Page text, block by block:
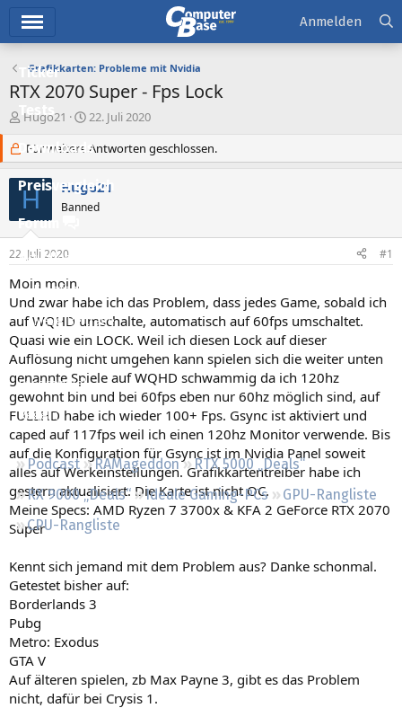
Ticker
Tests
Downloads
Preisvergleich
Forum
Aktuelles
Empfohlene Inhalte
Neue Beiträge
Neueste Aktivitäten
Leserartikel
Regeln
Podcast RAMageddon
RTX 5000 „Deals“
RX 9000 „Deals“
Ideale Gaming-PCs
GPU-Rangliste
CPU-Rangliste
Anmelden
Grafikkarten: Probleme mit Nvidia
RTX 2070 Super - Fps Lock
E
s
t
e
l
e
Hugo21
E
s
t
l
l
m
22. Juli 2020
Für weitere Antworten geschlossen.
H Hugo21
Banned
22. Juli 2020 #1
Moin moin.
Und zwar habe ich das Problem, dass jedes Game, sobald ich
auf WQHD umschalte, automatisch auf 60fps umschaltet.
Quasi wie ein LOCK. Weil ich diesen Lock auf dieser
Auflösung nicht umgehen kann spielen sich die weiter unten
genannte Spiele auf WQHD schwammig da ich 120hz
gewohnt bin und bei 60fps eben nur 60hz möglich sind, auf
FULLHD habe ich wieder 100+ Fps. Gsync ist aktiviert und
caped auf 117fps weil ich einen 120hz Monitor verwende. Bis
auf die Konfiguration für Gsync ist im Nvidia Panel soweit
alles auf Werkeinstellungen. Grafikkartentreiber habe ich
gestern aktualisiert. Die Karte ist nicht OC.
Meine Specs: AMD Ryzen 7 3700x & KFA 2 GeForce RTX 2070
Super
Kennt sich jemand mit dem Problem aus? Danke schonmal.
Getestet bisher auf:
Borderlands 3
Pubg
Metro: Exodus
GTA V
Auf älteren spielen, zb Max Payne 3, gibt es das Problem
nicht, dafür bei Crysis 1.